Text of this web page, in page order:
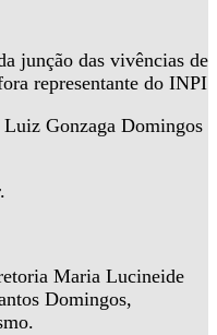
junção das vivências de
representante do INPI
Luiz Gonzaga Domingos
Maria Lucineide
Domingos,